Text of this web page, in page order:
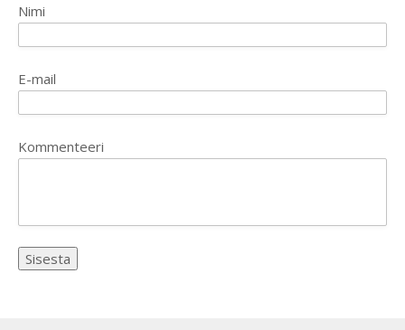
Nimi
E-mail
Kommenteeri